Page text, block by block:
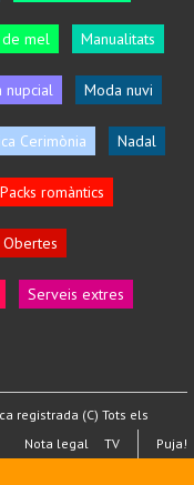
de mel Manualitats
nupcial Moda nuvi
Cerimònia Nadal
Packs romàntics
Serveis extres
registrada (C) Tots els
Puja!
Nota legal TV